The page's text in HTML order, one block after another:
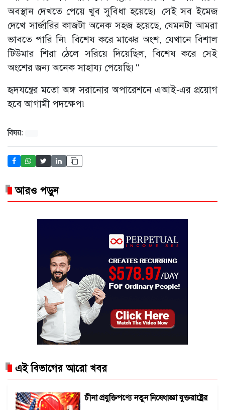
অবস্থান দেখতে পেয়ে খুব সুবিধা হয়েছে৷ সেই সব ইমেজ
দেখে সার্জারির কাজটা অনেক সহজ হয়েছে, যেমনটা আমরা
ভাবতে পারি নি৷ বিশেষ করে মাঝের অংশ, যেখানে বিশাল
টিউমার শিরা ঠেলে সরিয়ে দিয়েছিল, বিশেষ করে সেই
অংশের জন্য অনেক সাহায্য পেয়েছি৷''
হৃদযন্ত্রের মতো অঙ্গ সরানোর অপারেশনে এআই-এর প্রয়োগ
হবে আগামী পদক্ষেপ৷
বিষয়:
আরও পড়ুন
এই বিভাগের আরো খবর
চীনা প্রযুক্তিপণ্যে নতুন নিষেধাজ্ঞা যুক্তরাষ্ট্রের